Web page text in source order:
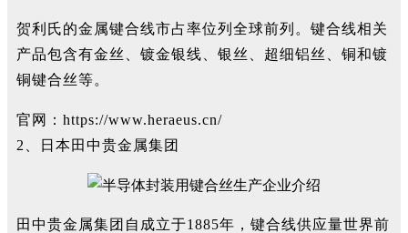
贺利氏的金属键合线市占率位列全球前列。键合线相关
产品包含有金丝、镀金银线、银丝、超细铝丝、铜和镀
铜键合丝等。
官网： https://www.heraeus.cn/
2、日本田中贵金属集团
田中贵金属集团自成立于1885年，键合线供应量世界前